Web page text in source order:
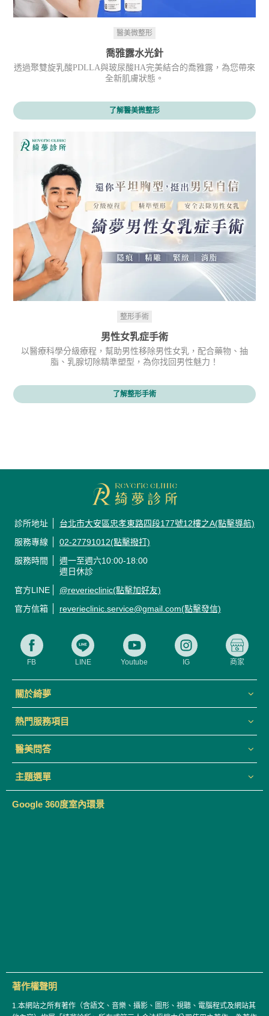
醫美微整形
喬雅露水光針
透過聚雙旋乳酸PDLLA與玻尿酸HA完美結合的喬雅露，為您帶來
全新肌膚狀態。
了解醫美微整形
整形手術
男性女乳症手術
以醫療科學分級療程，幫助男性移除男性女乳，配合藥物、抽
脂、乳腺切除精準塑型，為你找回男性魅力！
了解整形手術
診所地址
台北市大安區忠孝東路四段177號12樓之A(點擊導航)
服務專線
02-27791012(點擊撥打)
服務時間
週一至週六10:00-18:00
週日休診
官方LINE
@reverieclinic(點擊加好友)
官方信箱
reverieclinic.service@gmail.com(點擊發信)
FB LINE Youtube IG 商家
關於綺夢
熱門服務項目
醫美問答
主題選單
Google 360度室內環景
著作權聲明
1.本網站之所有著作（含語文、音樂、攝影、圖形、視聽、電腦程式及網站其